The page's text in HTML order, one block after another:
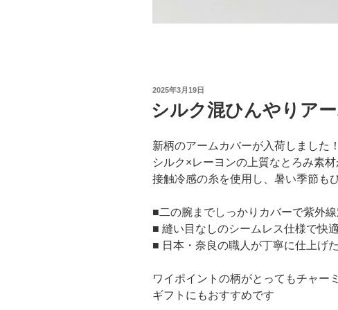
投
日:
2025年3月19日
シルク混ひんやりア
新柄のアームカバーが入荷しました！
シルク×レーヨンの上質なとろみ素
接触冷感の糸を使用し、暑い季節も
■二の腕までしっかりカバーで紫外
■ 縫い目なしのシームレス仕様で快
■ 日本・奈良の職人が丁寧に仕上げ
ワイポイントの柄がとってもチャー
ギフトにもおすすめです